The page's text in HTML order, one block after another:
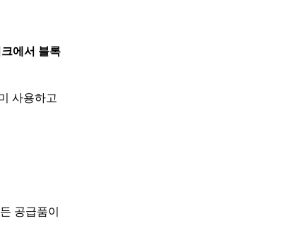
에서 블록
사용하고
공급품이